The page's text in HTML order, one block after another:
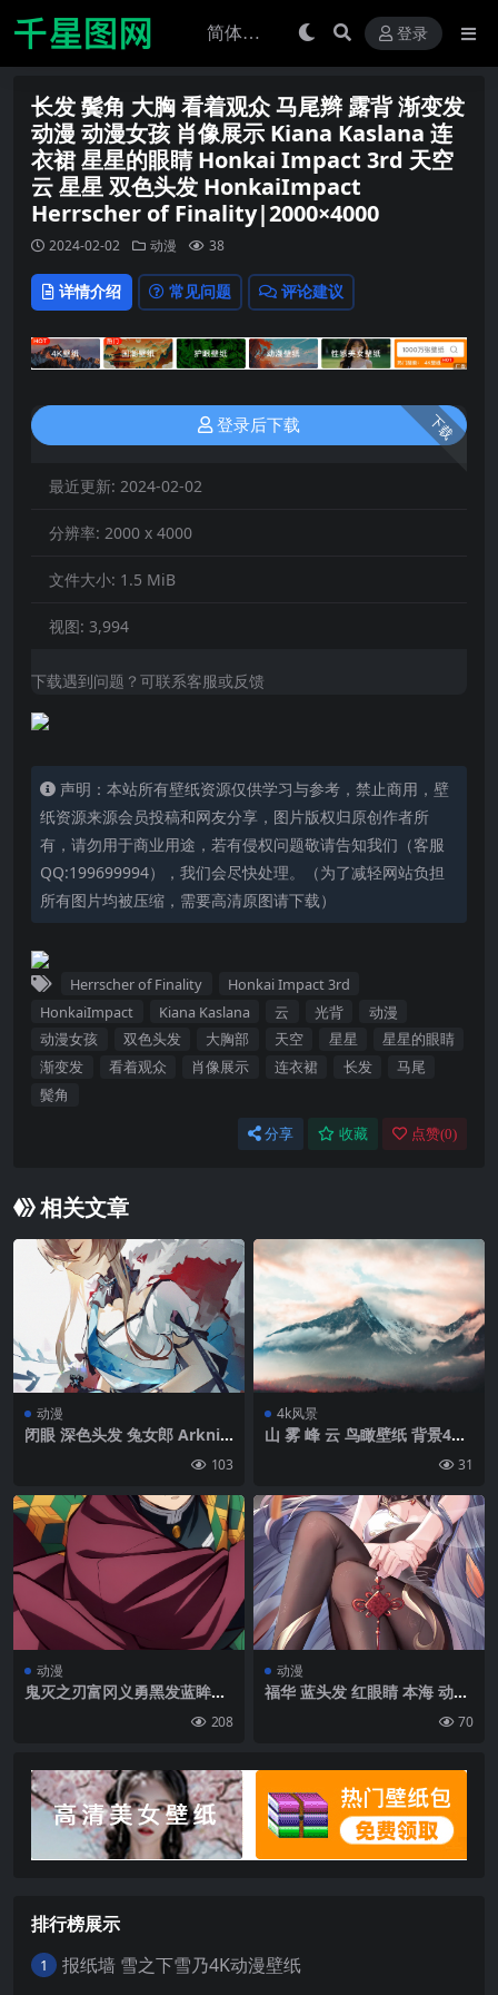
登录
长发 鬓角 大胸 看着观众 马尾辫 露背 渐变发
动漫 动漫女孩 肖像展示 Kiana Kaslana 连
衣裙 星星的眼睛 Honkai Impact 3rd 天空
云 星星 双色头发 HonkaiImpact
Herrscher of Finality|2000×4000
2024-02-02 动漫 38
详情介绍 常见问题 评论建议
下载
登录后下载
最近更新: 2024-02-02
分辨率: 2000 x 4000
文件大小: 1.5 MiB
视图: 3,994
下载遇到问题？可联系客服或反馈
声明：本站所有壁纸资源仅供学习与参考，禁止商用，壁
纸资源来源会员投稿和网友分享，图片版权归原创作者所
有，请勿用于商业用途，若有侵权问题敬请告知我们（客服
QQ:199699994），我们会尽快处理。（为了减轻网站负担
所有图片均被压缩，需要高清原图请下载）
Herrscher of Finality
Honkai Impact 3rd
HonkaiImpact
Kiana Kaslana 云 光背
动漫
动漫女孩
双色头发 大胸部 天空 星星
星星的眼睛
渐变发
看着观众 肖像展示 连衣裙 长发
马尾
鬓角
分享 收藏 点赞(0)
相关文章
动漫
闭眼 深色头发 兔女郎 Arknig
动漫女孩 肖像展示 连衣裙 花103
4k风景
山 雾 峰 云 鸟瞰壁纸 背景4k
31
动漫
鬼灭之刃富冈义勇黑发蓝眸动
208
动漫
福华 蓝头发 红眼睛 本海 动漫
70
排行榜展示
1
报纸墙 雪之下雪乃4K动漫壁纸